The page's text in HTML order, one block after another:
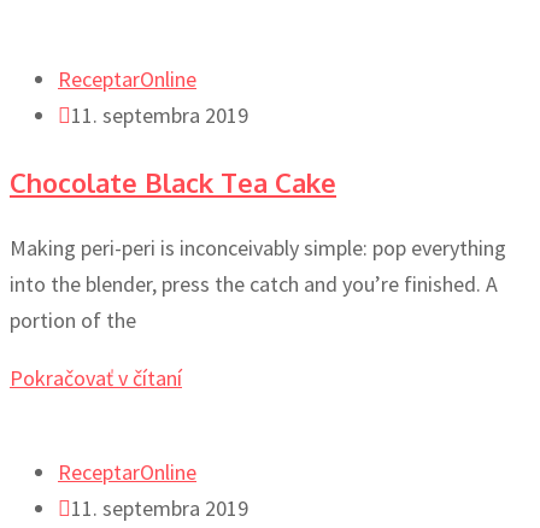
ReceptarOnline
11. septembra 2019
Chocolate Black Tea Cake
Making peri-peri is inconceivably simple: pop everything
into the blender, press the catch and you’re finished. A
portion of the
Pokračovať v čítaní
ReceptarOnline
11. septembra 2019